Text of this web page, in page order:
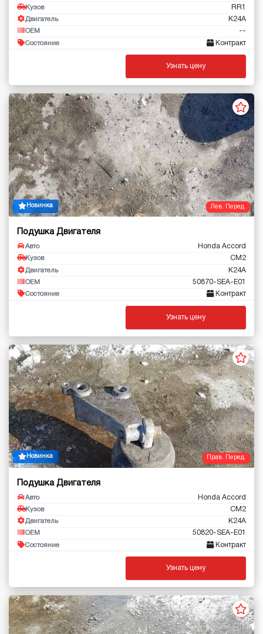
Кузов RR1
Двигатель K24A
OEM --
Состояние Контракт
Узнать цену
Лев. Перед.
Новинка
Подушка Двигателя
Авто Honda Accord
Кузов CM2
Двигатель K24A
OEM 50870-SEA-E01
Состояние Контракт
Узнать цену
Прав. Перед.
Новинка
Подушка Двигателя
Авто Honda Accord
Кузов CM2
Двигатель K24A
OEM 50820-SEA-E01
Состояние Контракт
Узнать цену